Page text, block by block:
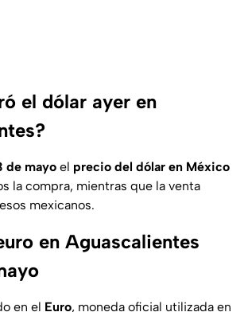
el dólar ayer en
de mayo el precio del dólar en México
la compra, mientras que la venta
mexicanos.
en Aguascalientes
en el Euro, moneda oficial utilizada en